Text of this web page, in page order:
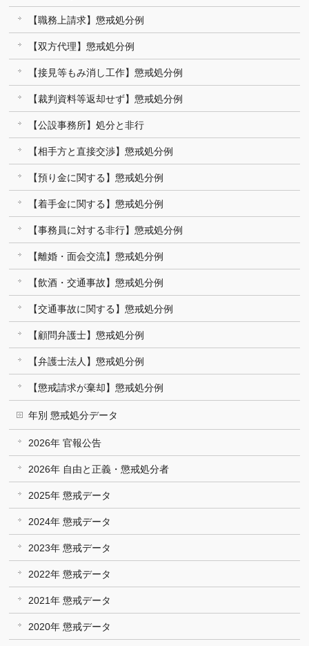
【職務上請求】懲戒処分例
【双方代理】懲戒処分例
【接見等もみ消し工作】懲戒処分例
【裁判資料等返却せず】懲戒処分例
【公設事務所】処分と非行
【相手方と直接交渉】懲戒処分例
【預り金に関する】懲戒処分例
【着手金に関する】懲戒処分例
【事務員に対する非行】懲戒処分例
【離婚・面会交流】懲戒処分例
【飲酒・交通事故】懲戒処分例
【交通事故に関する】懲戒処分例
【顧問弁護士】懲戒処分例
【弁護士法人】懲戒処分例
【懲戒請求が棄却】懲戒処分例
年別 懲戒処分データ
2026年 官報公告
2026年 自由と正義・懲戒処分者
2025年 懲戒データ
2024年 懲戒データ
2023年 懲戒データ
2022年 懲戒データ
2021年 懲戒データ
2020年 懲戒データ